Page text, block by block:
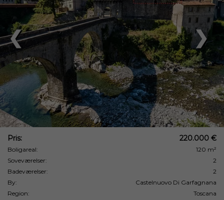
❯
❮
Pris: 220.000 €
Boligareal:
120 m²
Soveværelser:
2
Badeværelser:
2
By:
Castelnuovo Di Garfagnana
Region:
Toscana